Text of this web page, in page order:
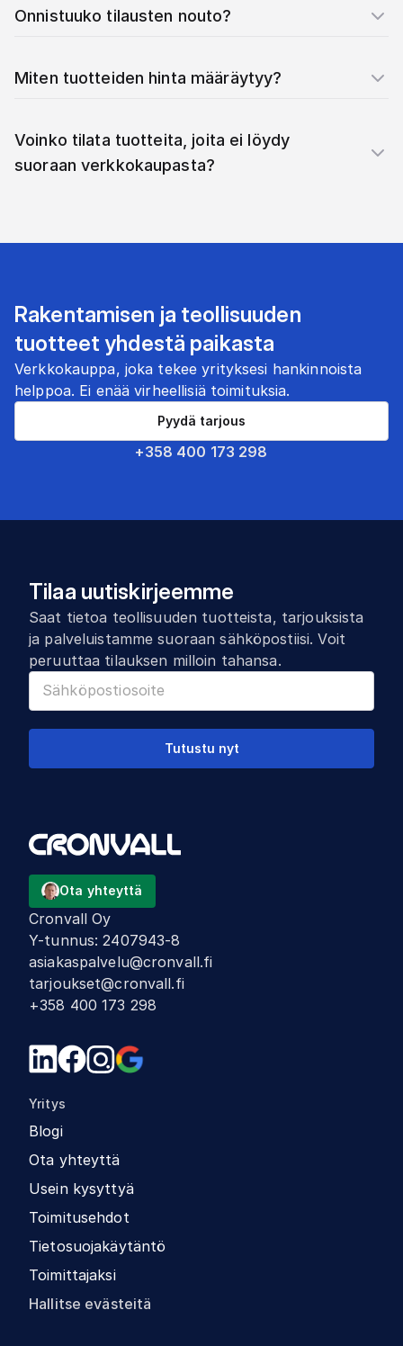
Onnistuuko tilausten nouto?
Miten tuotteiden hinta määräytyy?
Voinko tilata tuotteita, joita ei löydy
suoraan verkkokaupasta?
Rakentamisen ja teollisuuden
tuotteet yhdestä paikasta
Verkkokauppa, joka tekee yrityksesi hankinnoista
helppoa. Ei enää virheellisiä toimituksia.
+358 400 173 298
Pyydä tarjous
Tilaa uutiskirjeemme
Saat tietoa teollisuuden tuotteista, tarjouksista
ja palveluistamme suoraan sähköpostiisi. Voit
peruuttaa tilauksen milloin tahansa.
Tutustu nyt
Ota yhteyttä
Cronvall Oy
Y-tunnus:2407943-8
asiakaspalvelu@cronvall.fi
tarjoukset@cronvall.fi
+358 400 173 298
Yritys
Blogi
Ota yhteyttä
Usein kysyttyä
Toimitusehdot
Tietosuojakäytäntö
Toimittajaksi
Hallitse evästeitä